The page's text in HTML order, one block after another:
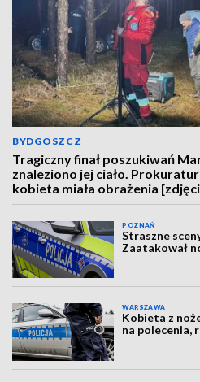
BYDGOSZCZ
Tragiczny finał poszukiwań
znaleziono jej ciało.
kobieta miała obrażenia
POZNAŃ
Straszne
Zaatakował
WARSZAWA
Kobieta z
na polecenia,